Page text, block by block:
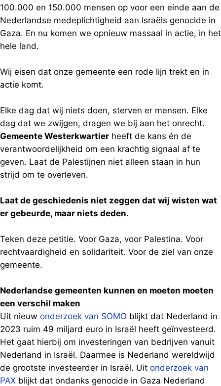
100.000 en 150.000 mensen op voor een einde aan de
Nederlandse medeplichtigheid aan Israëls genocide in
Gaza. En nu komen we opnieuw massaal in actie, in het
hele land.
Wij eisen dat onze gemeente een rode lijn trekt en in
actie komt.
Elke dag dat wij niets doen, sterven er mensen. Elke
dag dat we zwijgen, dragen we bij aan het onrecht.
Gemeente Westerkwartier heeft de kans én de
verantwoordelijkheid om een krachtig signaal af te
geven. Laat de Palestijnen niet alleen staan in hun
strijd om te overleven.
Laat de geschiedenis niet zeggen dat wij wisten wat
er gebeurde, maar niets deden.
Teken deze petitie. Voor Gaza, voor Palestina. Voor
rechtvaardigheid en solidariteit. Voor de ziel van onze
gemeente.
Nederlandse gemeenten kunnen en moeten moeten
een verschil maken
Uit nieuw onderzoek van SOMO blijkt dat Nederland in
2023 ruim 49 miljard euro in Israël heeft geïnvesteerd.
Het gaat hierbij om investeringen van bedrijven vanuit
Nederland in Israël. Daarmee is Nederland wereldwijd
de grootste investeerder in Israël. Uit onderzoek van
PAX blijkt dat ondanks genocide in Gaza Nederland